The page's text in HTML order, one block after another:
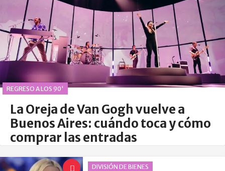
REGRESO A LOS 90'
La Oreja de Van Gogh vuelve a
Buenos Aires: cuándo toca y cómo
comprar las entradas
DIVISIÓN DE BIENES